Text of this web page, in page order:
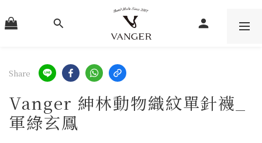
Share
Vanger 紳林動物織紋單針襪_
軍綠玄鳳